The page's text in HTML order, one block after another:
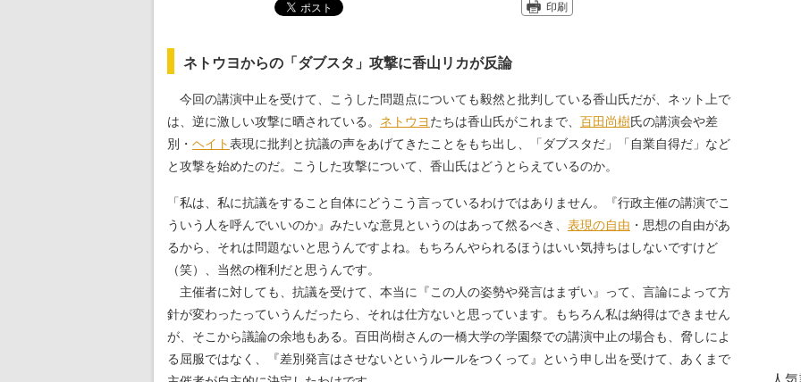
印刷
ネトウヨからの「ダブスタ」攻撃に香山リカが反論
今回の講演中止を受けて、こうした問題点についても毅然と批判している香山氏だが、ネット上で
は、逆に激しい攻撃に晒されている。 ネトウヨたちは香山氏がこれまで、 百田尚樹氏の講演会や差
別・ ヘイト表現に批判と抗議の声をあげてきたことをもち出し、「ダブスタだ」「自業自得だ」など
と攻撃を始めたのだ。こうした攻撃について、香山氏はどうとらえているのか。
「私は、私に抗議をすること自体にどうこう言っているわけではありません。『行政主催の講演でこ
ういう人を呼んでいいのか』みたいな意見というのはあって然るべき、 表現の自由 ・思想の自由があ
るから、それは問題ないと思うんですよね。もちろんやられるほうはいい気持ちはしないですけど
（笑）、当然の権利だと思うんです。
主催者に対しても、抗議を受けて、本当に『この人の姿勢や発言はまずい』って、言論によって方
針が変わったっていうんだったら、それは仕方ないと思っています。もちろん私は納得はできません
が、そこから議論の余地もある。百田尚樹さんの一橋大学の学園祭での講演中止の場合も、脅しによ
る屈服ではなく、『差別発言はさせないというルールをつくって』という申し出を受けて、あくまで